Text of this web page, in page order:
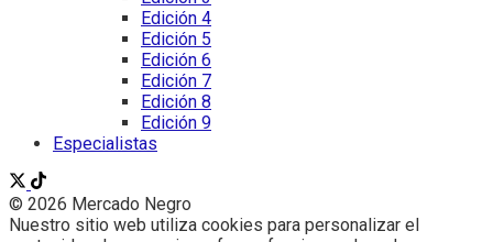
Edición 4
Edición 5
Edición 6
Edición 7
Edición 8
Edición 9
Especialistas
© 2026 Mercado Negro
Nuestro sitio web utiliza cookies para personalizar el